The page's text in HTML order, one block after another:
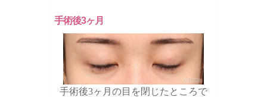
手術後3ヶ月
手術後3ヶ月の目を閉じたところで